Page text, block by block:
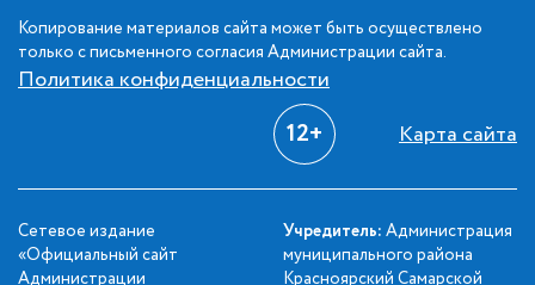
Копирование материалов сайта может быть осуществлено
только с письменного согласия Администрации сайта.
Политика конфиденциальности
12+ Карта сайта
Сетевое издание
«Официальный сайт
Администрации
Учредитель: Администрация
муниципального района
Красноярский Самарской